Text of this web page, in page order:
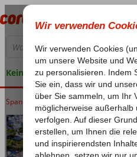
Keine versteckten Kosten
Home
Spanien Balearische Inseln Mallorca